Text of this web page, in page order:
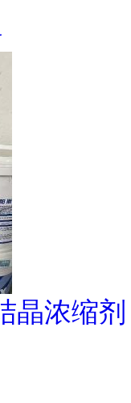
晶浓缩剂